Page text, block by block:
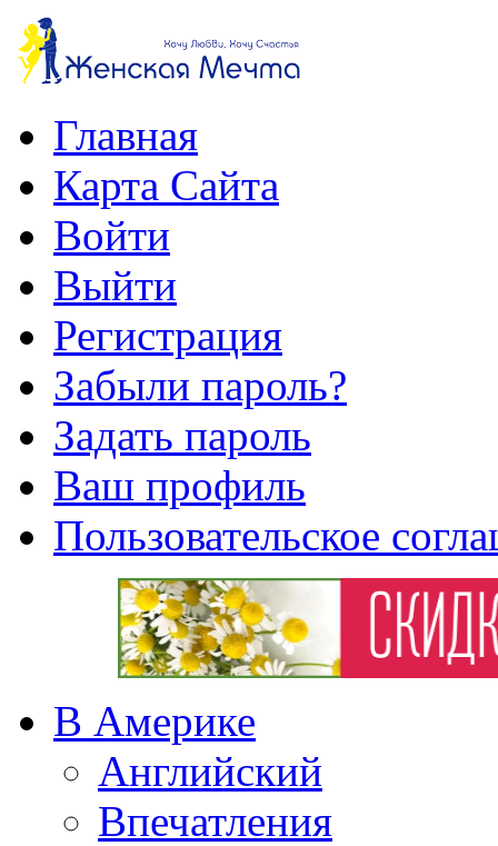
Главная
Карта Сайта
Войти
Выйти
Регистрация
Забыли пароль?
Задать пароль
Ваш профиль
Пользовательское
В Америке
Английский
Впечатления